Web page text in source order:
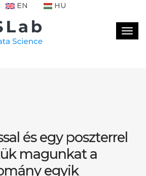
EN HU
és egy poszterrel
magunkat a
egyik